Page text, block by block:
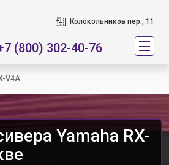
Колокольников пер., 11
(800) 302-40-76
V4A
Yamaha RX-